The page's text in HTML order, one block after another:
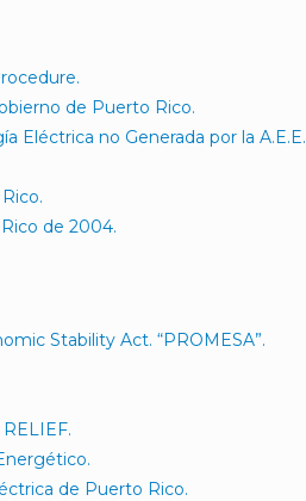
de Puerto Rico.
Eléctrica no Generada por la A.E.E.
de 2004.
Stability Act. “PROMESA”.
de Puerto Rico.